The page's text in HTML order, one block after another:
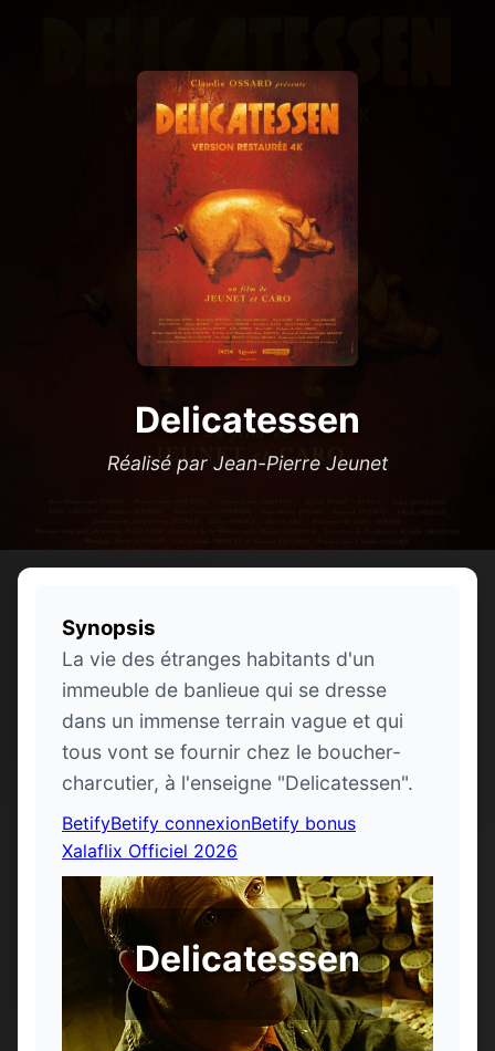
Delicatessen
Réalisé par Jean-Pierre Jeunet
Synopsis
La vie des étranges habitants d'un
immeuble de banlieue qui se dresse
dans un immense terrain vague et qui
tous vont se fournir chez le boucher-
charcutier, à l'enseigne "Delicatessen".
BetifyBetify connexionBetify bonus
Xalaflix Officiel 2026
Delicatessen